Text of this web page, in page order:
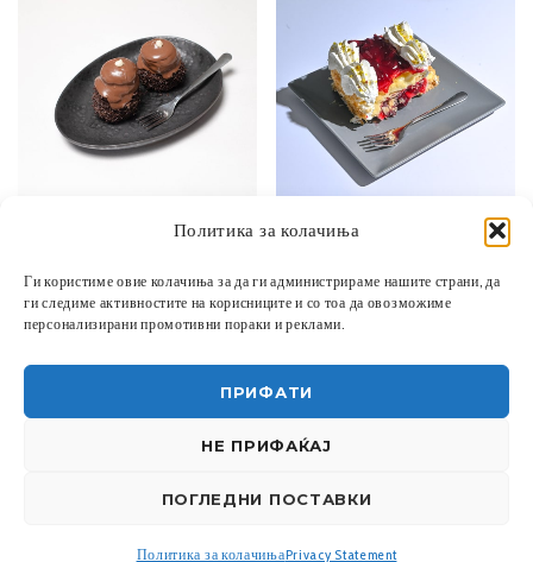
Политика за колачиња
Ги користиме овие колачиња за да ги администрираме нашите страни, да
ги следиме активностите на корисниците и со тоа да овозможиме
персонализирани промотивни пораки и реклами.
ПРИФАТИ
НЕ ПРИФАЌАЈ
ПОГЛЕДНИ ПОСТАВКИ
Политика за колачињаPrivacy Statement
ДОДАЈ ВО КОШНИЦА
ЧОКО СУ ДОДАЈ ВО КОШНИЦА
МИЛ ФЕИ ВИШНА
УСЛОВИ ЗА КОРИСТЕЊЕ |ПОЛИТИКА ЗА ПРИВАТНОСТ